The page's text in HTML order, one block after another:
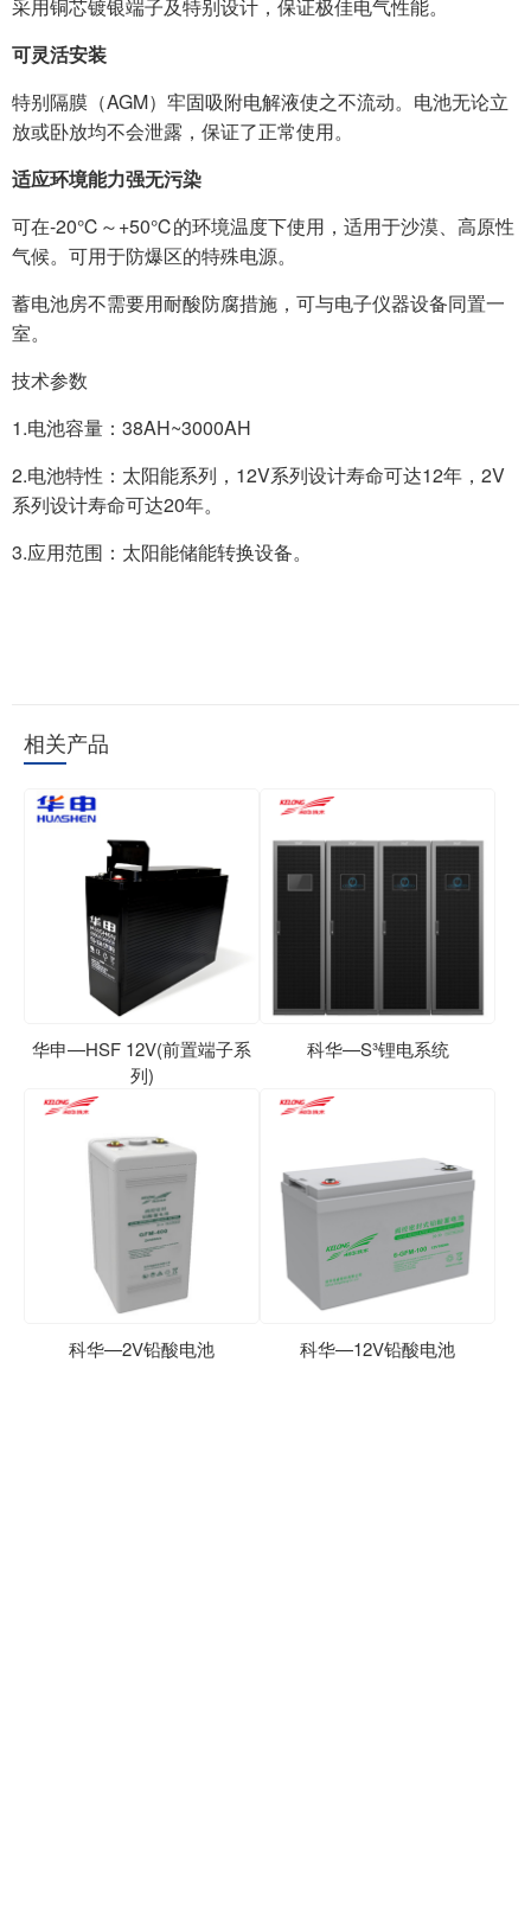
采用铜芯镀银端子及特别设计，保证极佳电气性能。
可灵活安装
特别隔膜（AGM）牢固吸附电解液使之不流动。电池无论立
放或卧放均不会泄露，保证了正常使用。
适应环境能力强无污染
可在-20℃～+50℃的环境温度下使用，适用于沙漠、高原性
气候。可用于防爆区的特殊电源。
蓄电池房不需要用耐酸防腐措施，可与电子仪器设备同置一
室。
技术参数
1.电池容量：38AH~3000AH
2.电池特性：太阳能系列，12V系列设计寿命可达12年，2V
系列设计寿命可达20年。
3.应用范围：太阳能储能转换设备。
相关产品
华申—HSF 12V(前置端子系
列)
科华—S³锂电系统
科华—2V铅酸电池 科华—12V铅酸电池